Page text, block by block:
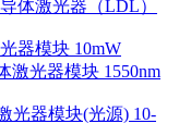
体激光器（LDL）
器模块 10mW
激光器模块 1550nm
光器模块(光源) 10-